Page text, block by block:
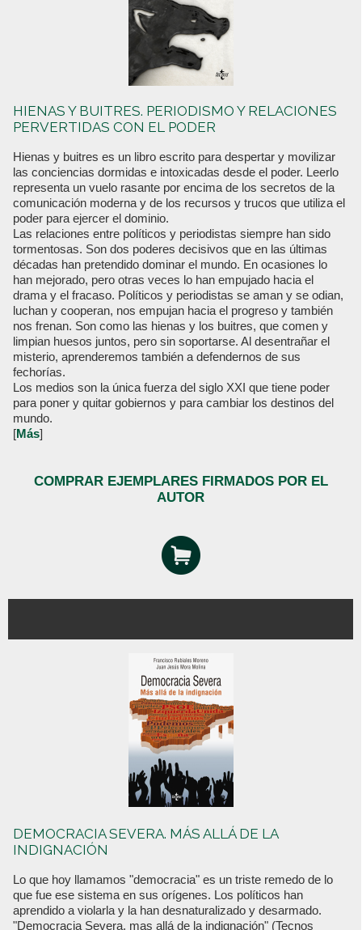
HIENAS Y BUITRES. PERIODISMO Y RELACIONES
PERVERTIDAS CON EL PODER
Hienas y buitres es un libro escrito para despertar y movilizar
las conciencias dormidas e intoxicadas desde el poder. Leerlo
representa un vuelo rasante por encima de los secretos de la
comunicación moderna y de los recursos y trucos que utiliza el
poder para ejercer el dominio.
Las relaciones entre políticos y periodistas siempre han sido
tormentosas. Son dos poderes decisivos que en las últimas
décadas han pretendido dominar el mundo. En ocasiones lo
han mejorado, pero otras veces lo han empujado hacia el
drama y el fracaso. Políticos y periodistas se aman y se odian,
luchan y cooperan, nos empujan hacia el progreso y también
nos frenan. Son como las hienas y los buitres, que comen y
limpian huesos juntos, pero sin soportarse. Al desentrañar el
misterio, aprenderemos también a defendernos de sus
fechorías.
Los medios son la única fuerza del siglo XXI que tiene poder
para poner y quitar gobiernos y para cambiar los destinos del
mundo.
[Más]
COMPRAR EJEMPLARES FIRMADOS POR EL
AUTOR
DEMOCRACIA SEVERA. MÁS ALLÁ DE LA
INDIGNACIÓN
Lo que hoy llamamos "democracia" es un triste remedo de lo
que fue ese sistema en sus orígenes. Los políticos han
aprendido a violarla y la han desnaturalizado y desarmado.
"Democracia Severa, mas allá de la indignación" (Tecnos